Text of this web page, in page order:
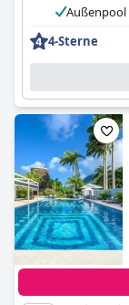
Außenpool
4-Sterne